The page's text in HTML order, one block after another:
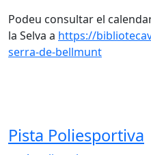
Podeu consultar el
la Selva a https://
serra-de-bellmunt
Pista Poliesportiva